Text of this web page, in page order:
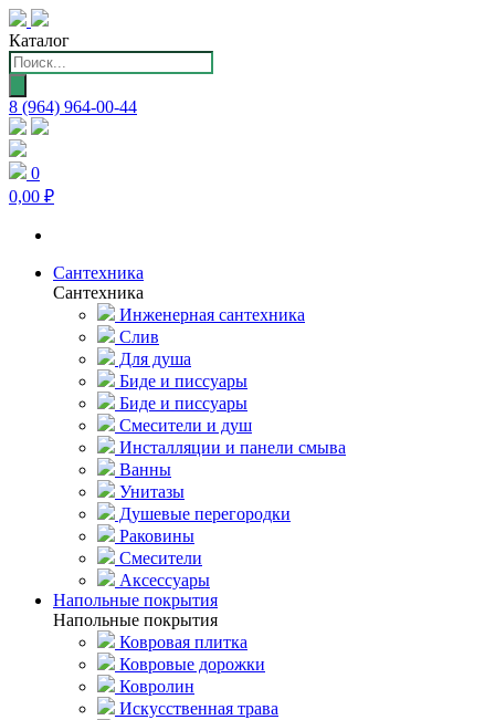
Каталог
Поиск
товаров
8 (964) 964-00-44
0
0,00 ₽
Сантехника
Сантехника
Инженерная сантехника
Слив
Для душа
Биде и писсуары
Биде и писсуары
Смесители и душ
Инсталляции и панели смыва
Ванны
Унитазы
Душевые перегородки
Раковины
Смесители
Аксессуары
Напольные покрытия
Напольные покрытия
Ковровая плитка
Ковровые дорожки
Ковролин
Искусственная трава